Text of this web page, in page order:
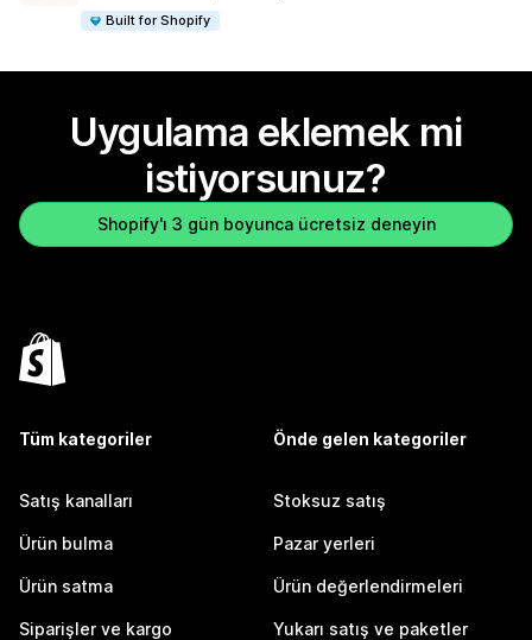
Built for Shopify
Uygulama eklemek mi
istiyorsunuz?
Shopify'ı 3 gün boyunca ücretsiz deneyin
Tüm kategoriler
Satış kanalları
Ürün bulma
Ürün satma
Siparişler ve kargo
Önde gelen kategoriler
Stoksuz satış
Pazar yerleri
Ürün değerlendirmeleri
Yukarı satış ve paketler